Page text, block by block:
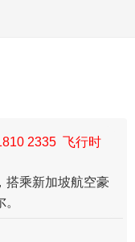
2335 飞行时
搭乘新加坡航空豪